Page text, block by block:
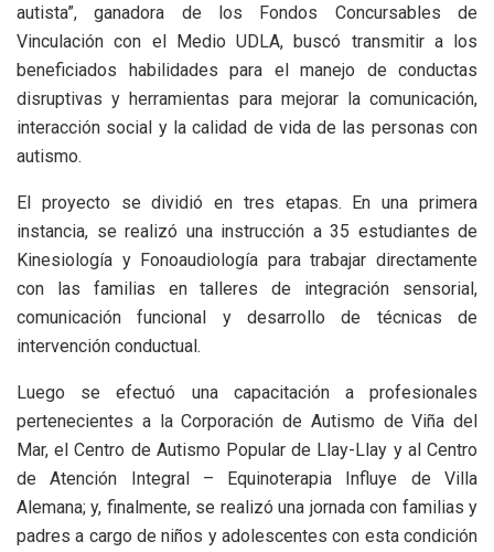
autista”, ganadora de los Fondos Concursables de
Vinculación con el Medio UDLA, buscó transmitir a los
beneficiados habilidades para el manejo de conductas
disruptivas y herramientas para mejorar la comunicación,
interacción social y la calidad de vida de las personas con
autismo.
El proyecto se dividió en tres etapas. En una primera
instancia, se realizó una instrucción a 35 estudiantes de
Kinesiología y Fonoaudiología para trabajar directamente
con las familias en talleres de integración sensorial,
comunicación funcional y desarrollo de técnicas de
intervención conductual.
Luego se efectuó una capacitación a profesionales
pertenecientes a la Corporación de Autismo de Viña del
Mar, el Centro de Autismo Popular de Llay-Llay y al Centro
de Atención Integral – Equinoterapia Influye de Villa
Alemana; y, finalmente, se realizó una jornada con familias y
padres a cargo de niños y adolescentes con esta condición